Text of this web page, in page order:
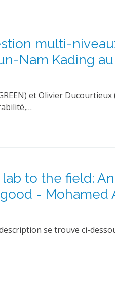
multi-
Nam Kading
et Olivier Ducourtieux
to the field: An
- Mohamed
se trouve ci-